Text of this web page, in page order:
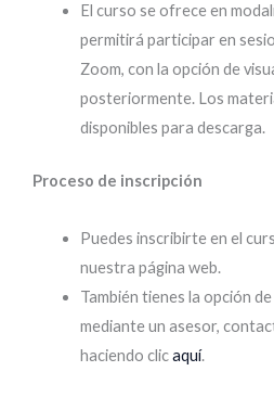
El curso se ofrece en
permitirá participar en
Zoom, con la opción de
posteriormente. Los
disponibles para descarga.
Proceso de inscripción
Puedes inscribirte en el
nuestra página web.
También tienes la opción
mediante un asesor,
haciendo clicaquí.